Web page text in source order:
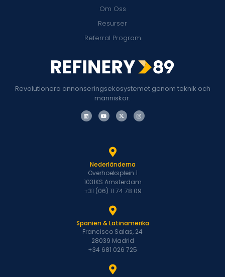
Revolutionera annonseringsekosystemet genom teknik och
människor.
Om Oss
Resurser
Referral Program
Nederländerna
Overhoeksplein 1
1031KS Amsterdam
+31 (06) 11 74 78 09
Spanien & Latinamerika
Francisco Salas, 24
28039 Madrid
+34 681 026 725